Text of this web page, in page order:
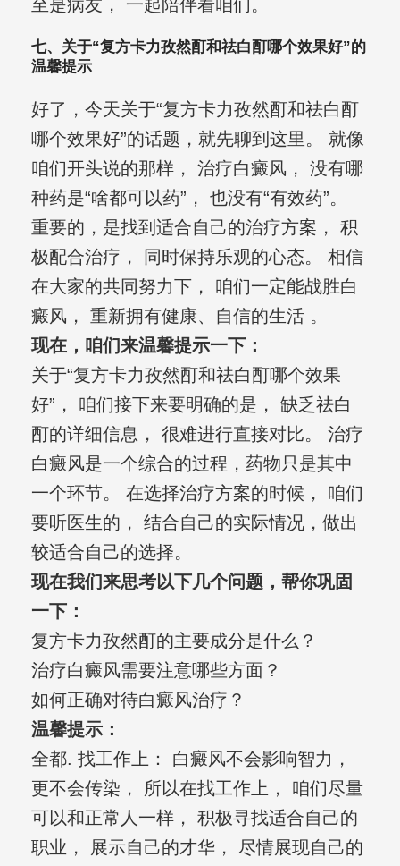
至是病友， 一起陪伴着咱们。
七、关于“复方卡力孜然酊和祛白酊哪个效果好”的
温馨提示
好了，今天关于“复方卡力孜然酊和祛白酊
哪个效果好”的话题，就先聊到这里。 就像
咱们开头说的那样， 治疗白癜风， 没有哪
种药是“啥都可以药”， 也没有“有效药”。
重要的，是找到适合自己的治疗方案， 积
极配合治疗， 同时保持乐观的心态。 相信
在大家的共同努力下， 咱们一定能战胜白
癜风， 重新拥有健康、自信的生活 。
现在，咱们来温馨提示一下：
关于“复方卡力孜然酊和祛白酊哪个效果
好”， 咱们接下来要明确的是， 缺乏祛白
酊的详细信息， 很难进行直接对比。 治疗
白癜风是一个综合的过程，药物只是其中
一个环节。 在选择治疗方案的时候， 咱们
要听医生的， 结合自己的实际情况，做出
较适合自己的选择。
现在我们来思考以下几个问题，帮你巩固
一下：
复方卡力孜然酊的主要成分是什么？
治疗白癜风需要注意哪些方面？
如何正确对待白癜风治疗？
温馨提示：
全都. 找工作上： 白癜风不会影响智力，
更不会传染， 所以在找工作上， 咱们尽量
可以和正常人一样， 积极寻找适合自己的
职业， 展示自己的才华， 尽情展现自己的